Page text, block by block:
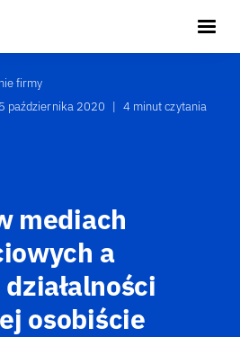
firmy
5 października 2020 | 4 minut czytania
mediach
a
osobiście